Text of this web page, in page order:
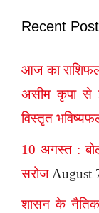
Recent
आज का
असीम कृपा से
विस्तृत
10 अगस्त :
सरोज August
शासन के नैतिक